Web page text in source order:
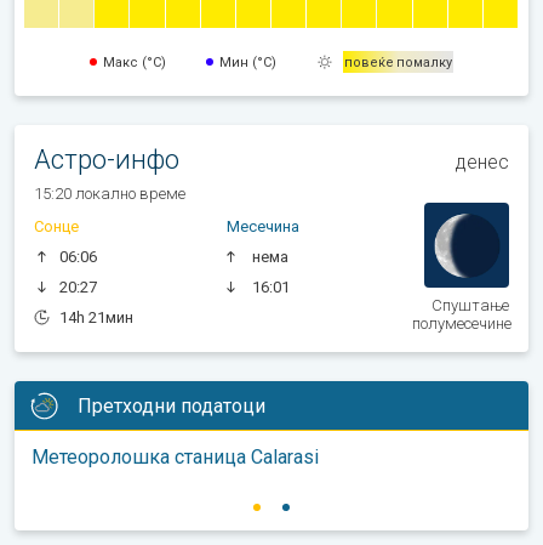
Макс (°C) Мин (°C) повеќе помалку
Астро-инфо денес
15:20 локално време
Сонце
06:06
20:27
14h 21мин
Месечина
нема
16:01
Спуштање
полумесечине
Претходни податоци
Метеоролошка станица Calarasi